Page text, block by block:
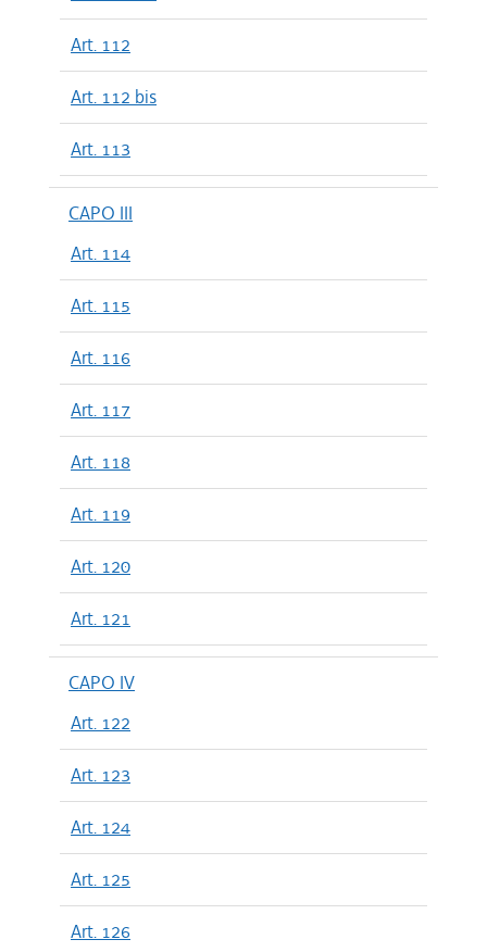
Art. 112
Art. 112 bis
Art. 113
CAPO III
Art. 114
Art. 115
Art. 116
Art. 117
Art. 118
Art. 119
Art. 120
Art. 121
CAPO IV
Art. 122
Art. 123
Art. 124
Art. 125
Art. 126